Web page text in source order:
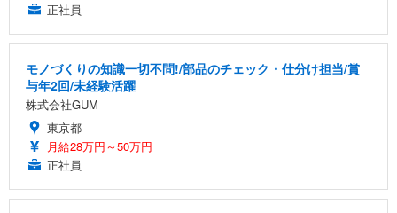
正社員
モノづくりの知識一切不問!/部品のチェック・仕分け担当/賞
与年2回/未経験活躍
株式会社GUM
東京都
月給28万円～50万円
正社員